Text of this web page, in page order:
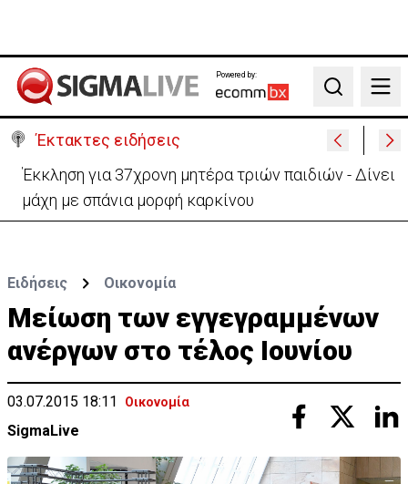
Powered by:
Search
Έκτακτες ειδήσεις
Γερμανία: Συγκρούστηκαν δύο τραμ - Τουλάχιστον
25 τραυματίες, οι 7 σοβαρά
Ειδήσεις Οικονομία
Μείωση των εγγεγραμμένων
ανέργων στο τέλος Ιουνίου
03.07.2015 18:11 Οικονομία
SigmaLive